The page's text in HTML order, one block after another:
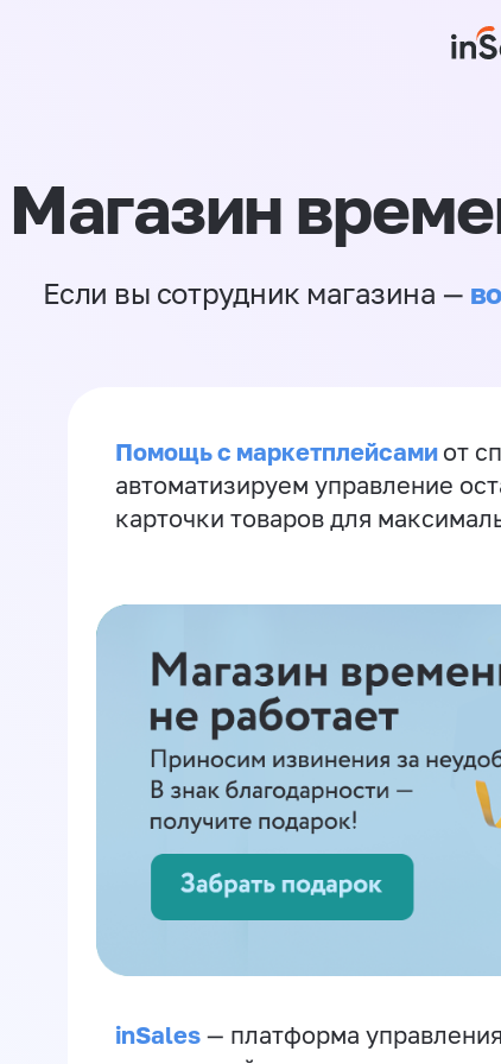
Магазин
Если вы сотрудник магазина —
Помощь с маркетплейсами от
автоматизируем управление
карточки товаров для
inSales — платформа